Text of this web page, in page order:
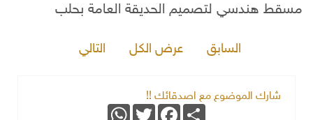
مسقط هندسي لتصميم الحديقة العامة بحلب
السابق عرض الكل التالي
شارك الموضوع مع اصدقائك !!
Share
Facebook
Twitter
WhatsApp